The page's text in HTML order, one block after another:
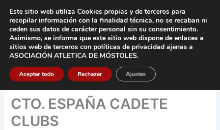
contenido
CTO. ESPAÑA CADETE
CLUBS
Este sitio web utiliza Cookies propias y de terceros para
recopilar información con la finalidad técnica, no se recaban ni
ceden sus datos de carácter personal sin su consentimiento.
Asimismo, se informa que este sitio web dispone de enlaces a
sitios web de terceros con políticas de privacidad ajenas a
ASOCIACIÓN ATLETICA DE MÓSTOLES.
Aceptar todo Rechazar Ajustes